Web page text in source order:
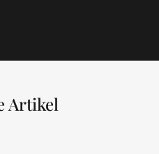
Artikel